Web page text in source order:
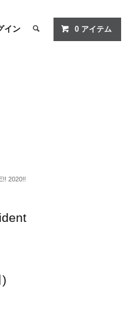
イン 0 アイテム
2020!!